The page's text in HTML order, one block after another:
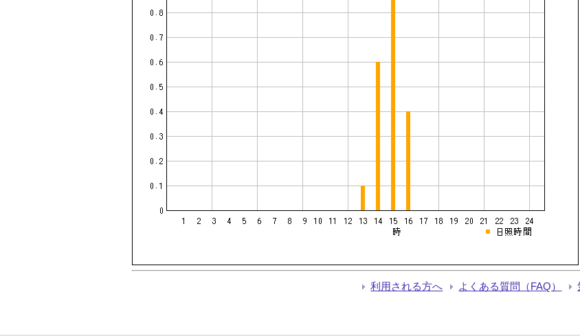
利用される方へ よくある質問（FAQ）